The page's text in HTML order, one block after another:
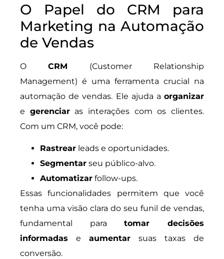
O Papel do CRM para
Marketing na Automação
de Vendas
OCRM (Customer Relationship
Management) é uma ferramenta crucial na
automação de vendas. Ele ajuda a organizar
e gerenciaras interações com os clientes.
Com um CRM, você pode:
Rastrear leads e oportunidades.
Segmentar seu público-alvo.
Automatizar follow-ups.
Essas funcionalidades permitem que você
tenha uma visão clara do seu funil de vendas,
fundamental paratomar decisões
informadas e aumentar suas taxas de
conversão.